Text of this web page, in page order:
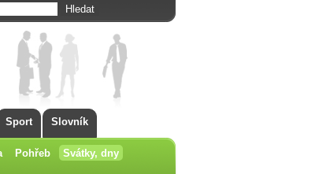
Sport Slovník
Pohřeb
Svátky, dny